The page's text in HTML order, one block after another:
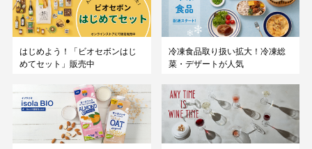
はじめよう！「ビオセボンはじ
めてセット」販売中
冷凍食品取り扱い拡大！冷凍総
菜・デザートが人気